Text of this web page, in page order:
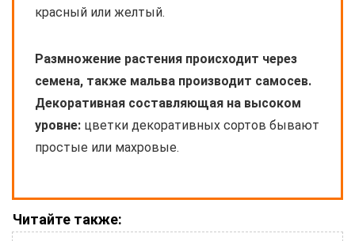
красный или желтый.
Размножение растения происходит через
семена, также мальва производит самосев.
Декоративная составляющая на высоком
уровне: цветки декоративных сортов бывают
простые или махровые.
Читайте также: